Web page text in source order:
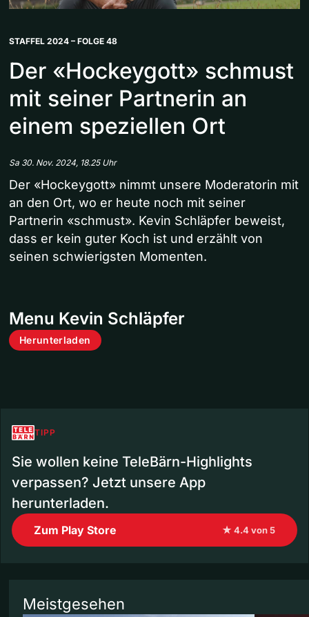
STAFFEL 2024 – FOLGE 48
Der «Hockeygott» schmust
mit seiner Partnerin an
einem speziellen Ort
Sa 30. Nov. 2024, 18.25 Uhr
Der «Hockeygott» nimmt unsere Moderatorin mit
an den Ort, wo er heute noch mit seiner
Partnerin «schmust». Kevin Schläpfer beweist,
dass er kein guter Koch ist und erzählt von
seinen schwierigsten Momenten.
Menu Kevin Schläpfer
Herunterladen
TIPP
Sie wollen keine TeleBärn-Highlights
verpassen? Jetzt unsere App
herunterladen.
Zum Play Store ★ 4.4 von 5
Meistgesehen